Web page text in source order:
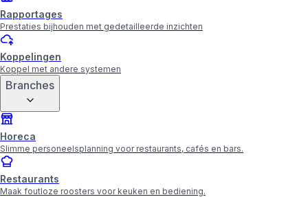
Rapportages
Prestaties bijhouden met gedetailleerde inzichten
Koppelingen
Koppel met andere systemen
Branches
Horeca
Slimme personeelsplanning voor restaurants, cafés en bars.
Restaurants
Maak foutloze roosters voor keuken en bediening.